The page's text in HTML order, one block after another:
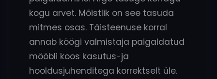
kogu arvet. Mõistlik on see tasuda
mitmes osas. Täisteenuse korral
annab köögi valmistaja paigaldatud
mööbli koos kasutus-ja
hooldusjuhenditega korrektselt üle.